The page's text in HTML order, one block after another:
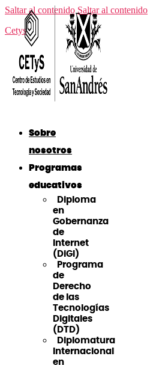
Saltar al contenido Saltar al contenido
Cetys
Sobre
nosotros
Programas
educativos
Diploma
en
Gobernanza
de
Internet
(DiGI)
Programa
de
Derecho
de las
Tecnologías
Digitales
(DTD)
Diplomatura
Internacional
en